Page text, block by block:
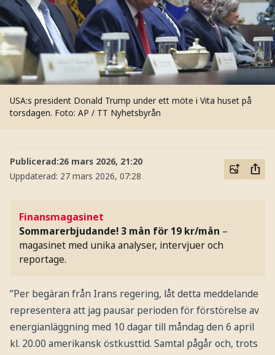
USA:s president Donald Trump under ett möte i Vita huset på
torsdagen. Foto: AP / TT Nyhetsbyrån
Publicerad:26 mars 2026, 21:20
Uppdaterad: 27 mars 2026, 07:28
Finansmagasinet
Sommarerbjudande! 3 mån för 19 kr/mån –
magasinet med unika analyser, intervjuer och
reportage.
”Per begäran från Irans regering, låt detta meddelande
representera att jag pausar perioden för förstörelse av
energianläggning med 10 dagar till måndag den 6 april
kl. 20.00 amerikansk östkusttid. Samtal pågår och, trots